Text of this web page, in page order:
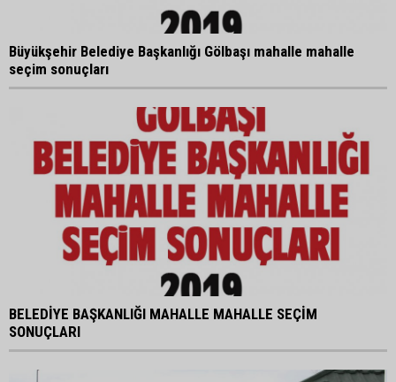
Büyükşehir Belediye Başkanlığı Gölbaşı mahalle mahalle
seçim sonuçları
BELEDİYE BAŞKANLIĞI MAHALLE MAHALLE SEÇİM
SONUÇLARI